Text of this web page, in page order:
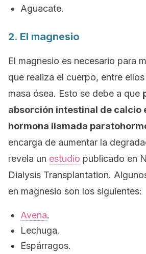
Aguacate.
2. El magnesio
El magnesio es necesario para
que realiza el cuerpo, entre
masa ósea. Esto se debe a que
absorción intestinal de calcio
hormona llamada
encarga de aumentar la
revela un estudio publicado en
Dialysis Transplantation.
en magnesio son los siguientes:
Avena.
Lechuga.
Espárragos.